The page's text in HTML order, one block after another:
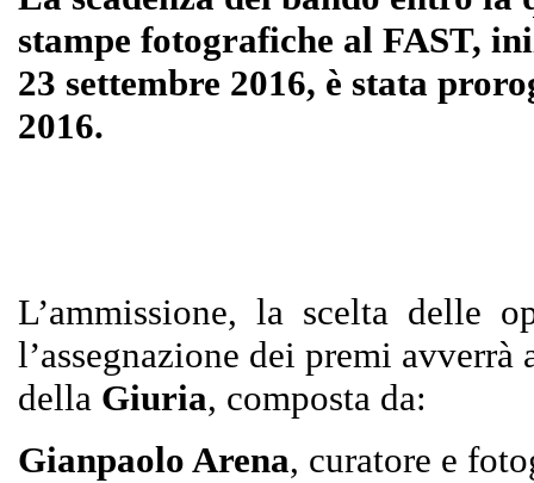
stampe fotografiche al FAST,
23 settembre 2016, è stata
2016.
L’ammissione, la scelta delle
l’assegnazione dei premi
della Giuria, composta da:
Gianpaolo Arena, curatore e